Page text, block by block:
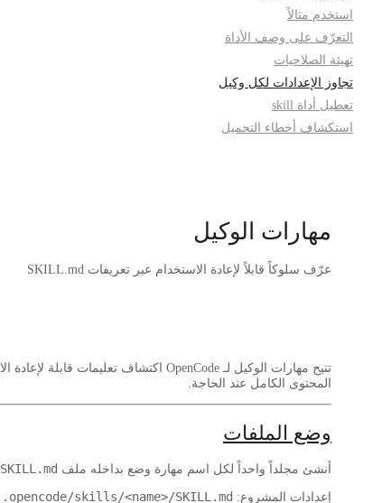
استخدم مثالاً
التعرّف على وصف الأداة
تهيئة الصلاحيات
تجاوز الإعدادات لكل وكيل
تعطيل أداة skill
استكشاف أخطاء التحميل
مهارات الوكيل
عرّف سلوكاً قابلاً لإعادة الاستخدام عبر تعريفات SKILL.md
تتيح مهارات الوكيل لـ OpenCode اكتشاف تعليمات قابلة لإعادة الاستخدام من مستودعك أو من دليل المنزل. تُحمَّل المهارات عند الطلب عبر أداة
المحتوى الكامل عند الحاجة.
وضع الملفات
أنشئ مجلداً واحداً لكل اسم مهارة وضع بداخله ملف SKILL.md
إعدادات المشروع: .opencode/skills/<name>/SKILL.md